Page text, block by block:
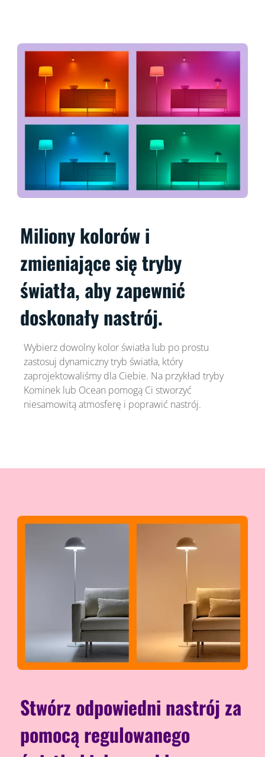
Miliony kolorów i
zmieniające się tryby
światła, aby zapewnić
doskonały nastrój.
Wybierz dowolny kolor światła lub po prostu
zastosuj dynamiczny tryb światła, który
zaprojektowaliśmy dla Ciebie. Na przykład tryby
Kominek lub Ocean pomogą Ci stworzyć
niesamowitą atmosferę i poprawić nastrój.
Stwórz odpowiedni nastrój za
pomocą regulowanego